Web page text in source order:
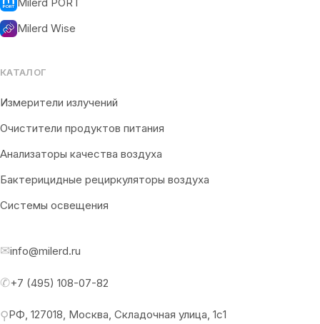
Milerd Wise
КАТАЛОГ
Измерители излучений
Очистители продуктов питания
Анализаторы качества воздуха
Бактерицидные рециркуляторы воздуха
Системы освещения
✉info@milerd.ru
✆+7 (495) 108-07-82
⚲РФ, 127018, Москва, Складочная улица, 1с1